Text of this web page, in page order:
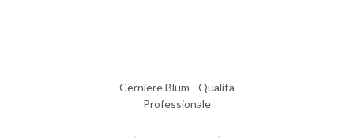
Cerniere Blum - Qualità
Professionale